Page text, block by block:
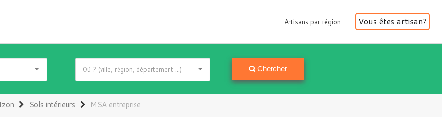
Artisans par région
Artisans par région Vous êtes artisan?
Chercher
Izon Sols intérieurs MSA entreprise